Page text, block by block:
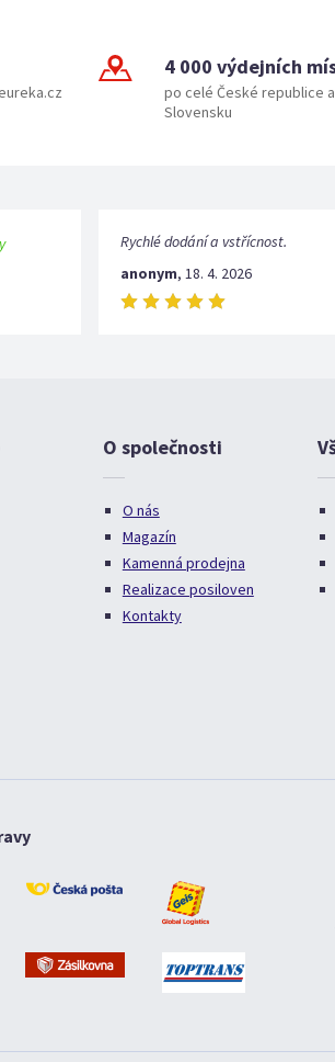
4 000 výdejních
po celé České republice a
Slovensku
Rychlé dodání a vstřícnost.
anonym, 18. 4. 2026
O společnosti
O nás
Magazín
Kamenná prodejna
Realizace posiloven
Kontakty